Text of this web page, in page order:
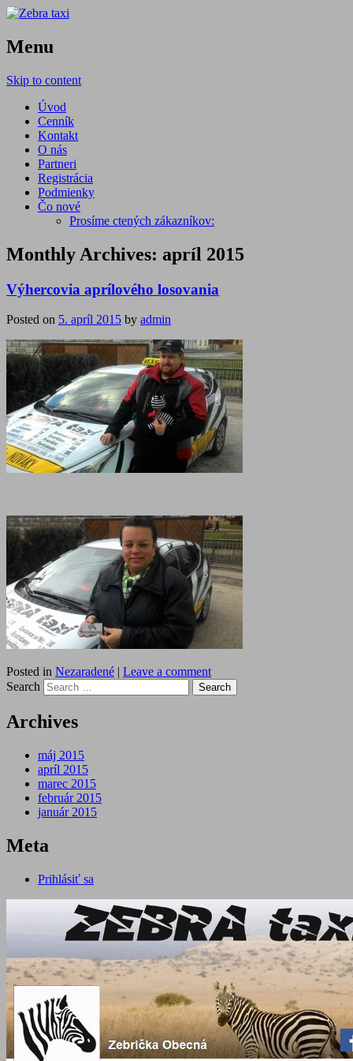
Menu
Skip to content
Úvod
Cenník
Kontakt
O nás
Partneri
Registrácia
Podmienky
Čo nové
Prosíme ctených zákazníkov:
Monthly Archives: apríl 2015
Výhercovia aprílového losovania
Posted on 5. apríl 2015 by admin
Posted in Nezaradené | Leave a comment
Search
Archives
máj 2015
apríl 2015
marec 2015
február 2015
január 2015
Meta
Prihlásiť sa